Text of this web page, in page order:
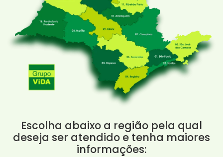
Escolha abaixo a região pela qual
deseja ser atendido e tenha maiores
informações: